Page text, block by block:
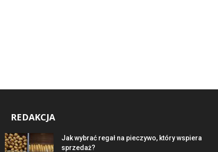
REDAKCJA
Jak wybrać regał na pieczywo, który wspiera
sprzedaż?